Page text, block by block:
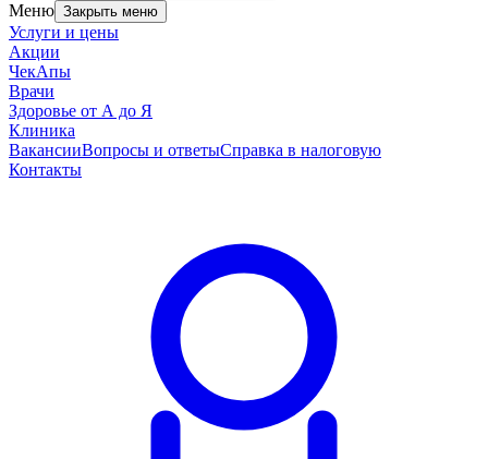
Меню Закрыть меню
Услуги и цены
Акции
ЧекАпы
Врачи
Здоровье от А до Я
Клиника
ВакансииВопросы и ответыСправка в налоговую
Контакты